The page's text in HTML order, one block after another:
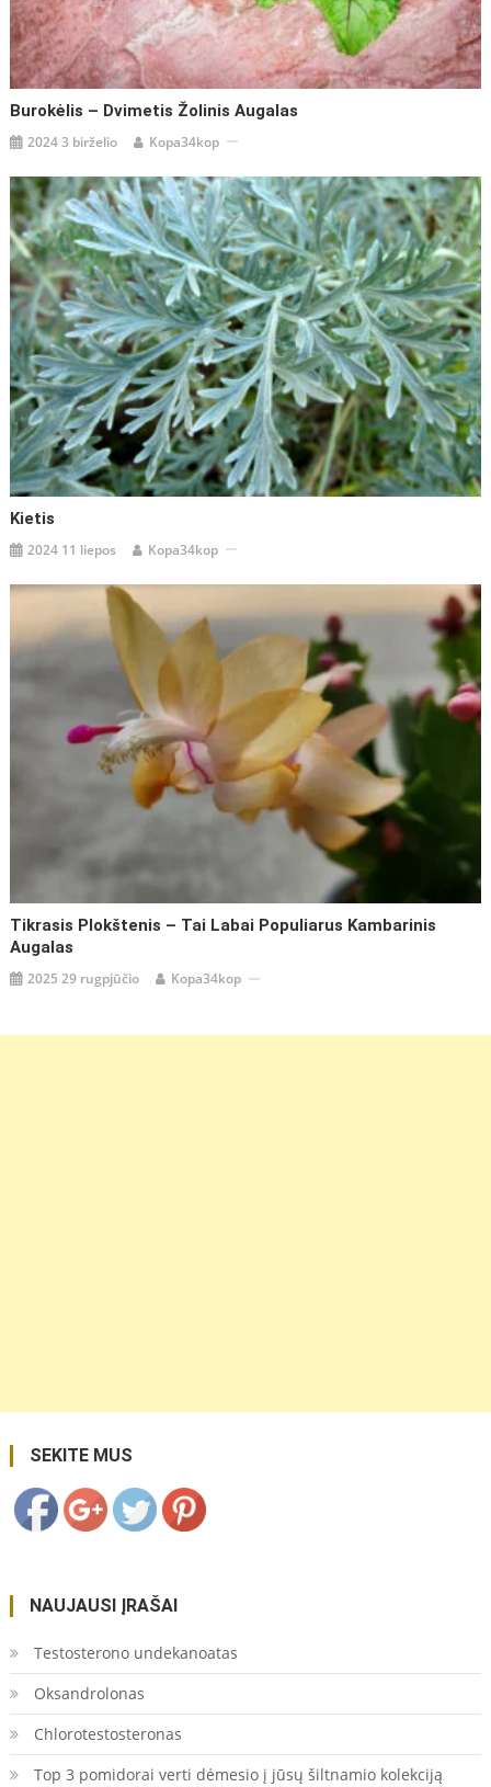
Burokėlis – Dvimetis Žolinis Augalas
2024 3 birželio Kopa34kop
Kietis
2024 11 liepos Kopa34kop
Tikrasis Plokštenis – Tai Labai Populiarus Kambarinis
Augalas
2025 29 rugpjūčio Kopa34kop
SEKITE MUS
pusleniu/">
NAUJAUSI ĮRAŠAI
Testosterono undekanoatas
Oksandrolonas
Chlorotestosteronas
Top 3 pomidorai verti dėmesio į jūsų šiltnamio kolekciją